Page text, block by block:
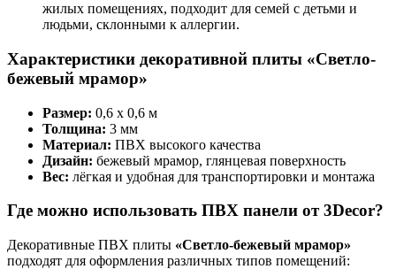
жилых помещениях, подходит для семей с детьми и
людьми, склонными к аллергии.
Характеристики декоративной плиты «Светло-
бежевый мрамор»
Размер: 0,6 х 0,6 м
Толщина: 3 мм
Материал: ПВХ высокого качества
Дизайн: бежевый мрамор, глянцевая поверхность
Вес: лёгкая и удобная для транспортировки и монтажа
Где можно использовать ПВХ панели от 3Decor?
Декоративные ПВХ плиты «Светло-бежевый мрамор»
подходят для оформления различных типов помещений: